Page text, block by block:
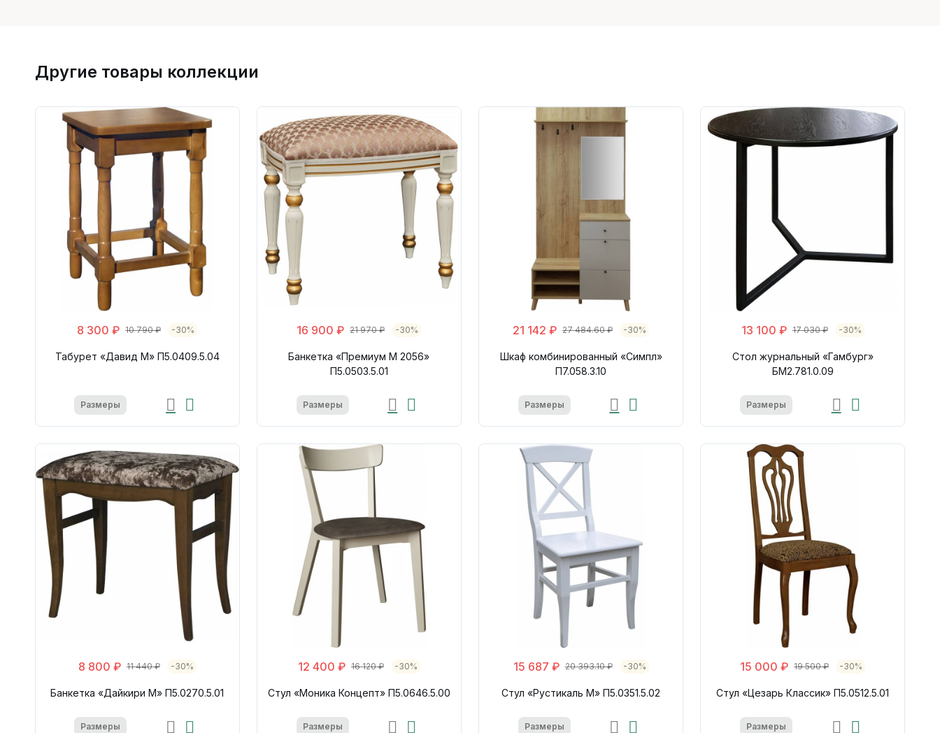
Другие товары коллекции
8 300 ₽ 10 790 ₽ -30%
Табурет «Давид М» П5.0409.5.04
Размеры
16 900 ₽ 21 970 ₽ -30%
Банкетка «Премиум М 2056»
П5.0503.5.01
Размеры
21 142 ₽ 27 484.60 ₽ -30%
Шкаф комбинированный «Симпл»
П7.058.3.10
Размеры
13 100 ₽ 17 030 ₽ -30%
Стол журнальный «Гамбург»
БМ2.781.0.09
Размеры
8 800 ₽ 11 440 ₽ -30%
Банкетка «Дайкири М» П5.0270.5.01
Размеры
12 400 ₽ 16 120 ₽ -30%
Стул «Моника Концепт» П5.0646.5.00
Размеры
15 687 ₽ 20 393.10 ₽ -30%
Стул «Рустикаль М» П5.0351.5.02
Размеры
15 000 ₽ 19 500 ₽ -30%
Стул «Цезарь Классик» П5.0512.5.01
Размеры